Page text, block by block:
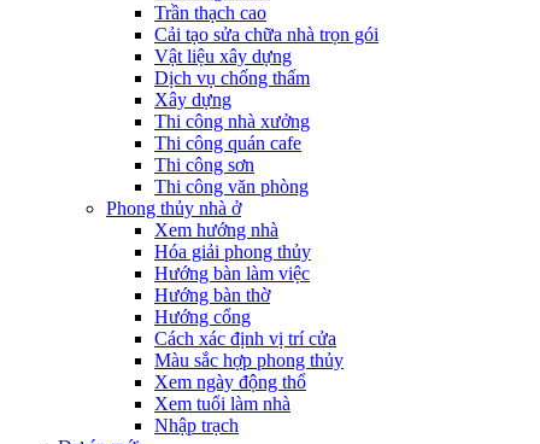
Trần thạch cao
Cải tạo sửa chữa nhà trọn gói
Vật liệu xây dựng
Dịch vụ chống thấm
Xây dựng
Thi công nhà xưởng
Thi công quán cafe
Thi công sơn
Thi công văn phòng
Phong thủy nhà ở
Xem hướng nhà
Hóa giải phong thủy
Hướng bàn làm việc
Hướng bàn thờ
Hướng cổng
Cách xác định vị trí cửa
Màu sắc hợp phong thủy
Xem ngày động thổ
Xem tuổi làm nhà
Nhập trạch